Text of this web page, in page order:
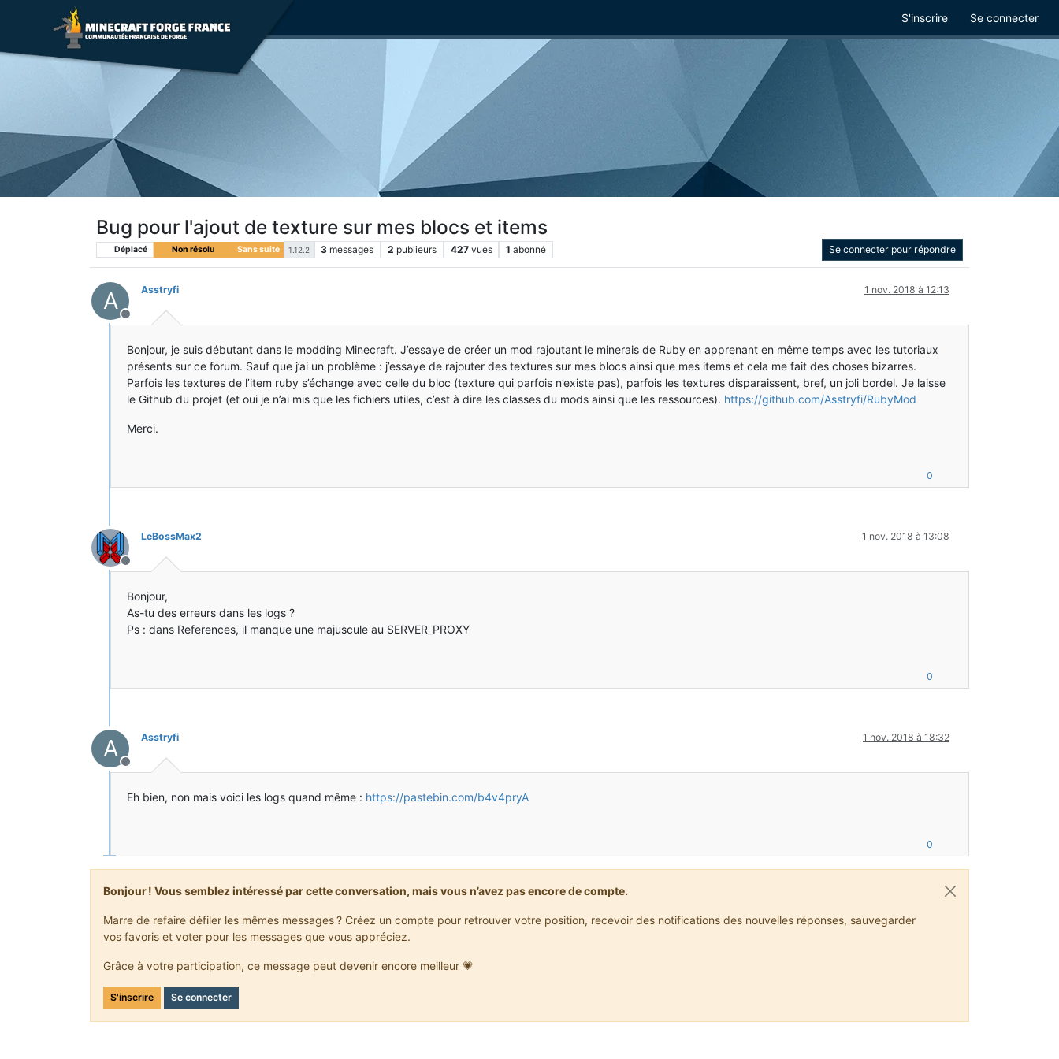
S'inscrire Se connecter
Bug pour l'ajout de texture sur mes blocs et items
Déplacé Non résolu Sans suite 1.12.2 3 messages 2 publieurs 427 vues 1 abonné Se connecter pour répondre
A
Hors-ligne
Asstryfi 1 nov. 2018 à 12:13
Bonjour, je suis débutant dans le modding Minecraft. J’essaye de créer un mod rajoutant le minerais de Ruby en apprenant en même temps avec les tutoriaux
présents sur ce forum. Sauf que j’ai un problème : j’essaye de rajouter des textures sur mes blocs ainsi que mes items et cela me fait des choses bizarres.
Parfois les textures de l’item ruby s’échange avec celle du bloc (texture qui parfois n’existe pas), parfois les textures disparaissent, bref, un joli bordel. Je laisse
le Github du projet (et oui je n’ai mis que les fichiers utiles, c’est à dire les classes du mods ainsi que les ressources). https://github.com/Asstryfi/RubyMod
Merci.
0
Hors-ligne
LeBossMax2 1 nov. 2018 à 13:08
Bonjour,
As-tu des erreurs dans les logs ?
Ps : dans References, il manque une majuscule au SERVER_PROXY
0
A
Hors-ligne
Asstryfi 1 nov. 2018 à 18:32
Eh bien, non mais voici les logs quand même : https://pastebin.com/b4v4pryA
0
Bonjour ! Vous semblez intéressé par cette conversation, mais vous n’avez pas encore de compte.
Marre de refaire défiler les mêmes messages ? Créez un compte pour retrouver votre position, recevoir des notifications des nouvelles réponses, sauvegarder
vos favoris et voter pour les messages que vous appréciez.
Grâce à votre participation, ce message peut devenir encore meilleur 💗
S'inscrire Se connecter